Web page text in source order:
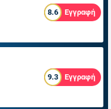
8.6 Εγγραφή
9.3 Εγγραφή